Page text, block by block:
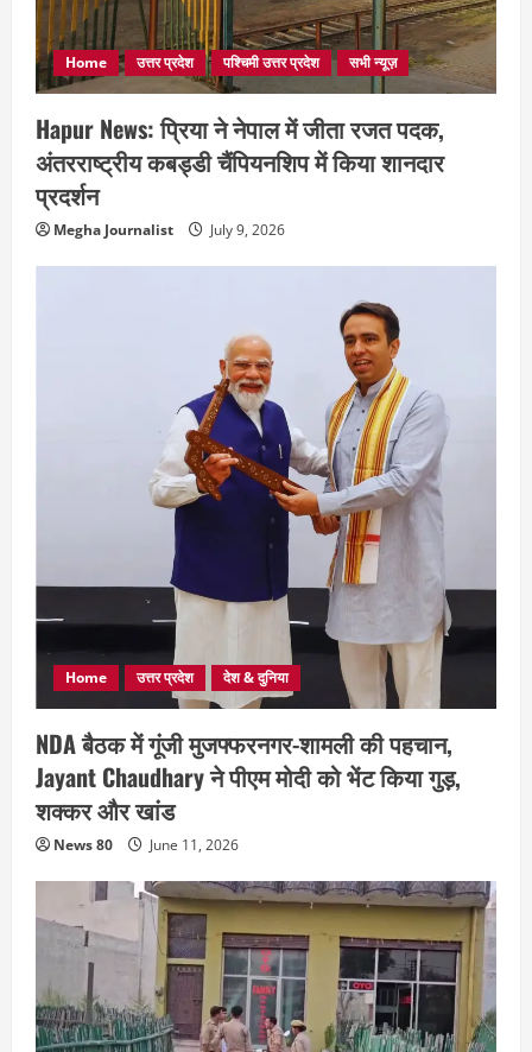
Home उत्तर प्रदेश पश्चिमी उत्तर प्रदेश सभी न्यूज़
Hapur News: प्रिया ने नेपाल में जीता रजत पदक,
अंतरराष्ट्रीय कबड्डी चैंपियनशिप में किया शानदार
प्रदर्शन
Megha Journalist July 9, 2026
Home उत्तर प्रदेश देश & दुनिया
NDA बैठक में गूंजी मुजफ्फरनगर-शामली की पहचान,
Jayant Chaudhary ने पीएम मोदी को भेंट किया गुड़,
शक्कर और खांड
News 80 June 11, 2026